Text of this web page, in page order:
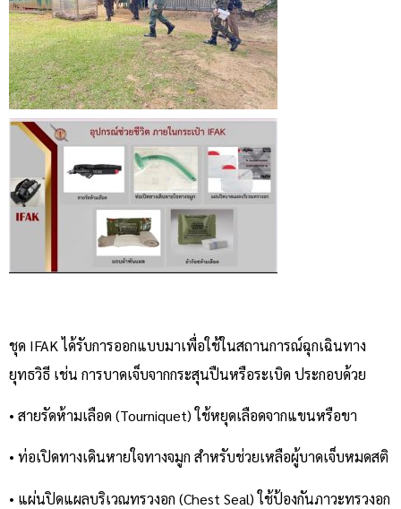
ชุด IFAK ได้รับการออกแบบมาเพื่อใช้ในสถานการณ์ฉุกเฉินทาง
ยุทธวิธี เช่น การบาดเจ็บจากกระสุนปืนหรือระเบิด ประกอบด้วย
• สายรัดห้ามเลือด (Tourniquet) ใช้หยุดเลือดจากแขนหรือขา
• ท่อเปิดทางเดินหายใจทางจมูก สำหรับช่วยเหลือผู้บาดเจ็บหมดสติ
• แผ่นปิดแผลบริเวณทรวงอก (Chest Seal) ใช้ป้องกันภาวะทรวงอก